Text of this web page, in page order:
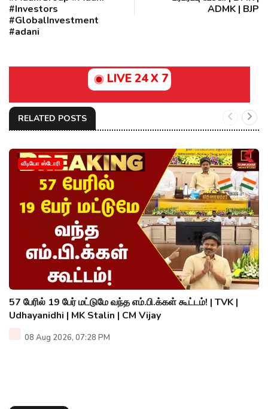
#Investors
#GlobalInvestment
#adani
ADMK | BJP
LIVE 24 X 7
RELATED POSTS
வீடியோ ஸ்டோரி
57 பேரில் 19 பேர் மட்டுமே வந்த எம்.பி.க்கள் கூட்டம்! | TVK |
Udhayanidhi | MK Stalin | CM Vijay
08 Aug 2026, 07:28 PM